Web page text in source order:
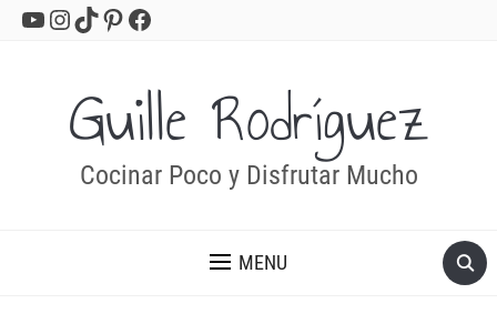
YouTube
Instagram
TikTok
Pinterest
Facebook
Guille Rodríguez
Cocinar Poco y Disfrutar Mucho
MENU